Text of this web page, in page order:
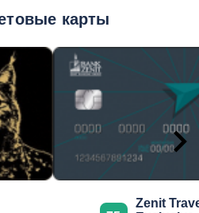
карты
Zenit